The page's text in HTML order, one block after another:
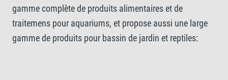
gamme complète de produits alimentaires et de
traitemens pour aquariums, et propose aussi une large
gamme de produits pour bassin de jardin et reptiles: